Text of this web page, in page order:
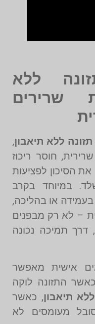
ללא
שרירים
תזונה ללא תיאבון,
חוסר ריכוז
את הסיכון לפציעות
במיוחד בקרב
או בהליכה,
– לא רק מבפנים
דרך תמיכה נכונה
אישית מאפשר
התזונה לוקה
תיאבון, כאשר
מעומסים לא